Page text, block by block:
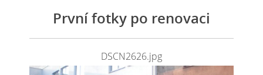
První fotky po renovaci
DSCN2626.jpg